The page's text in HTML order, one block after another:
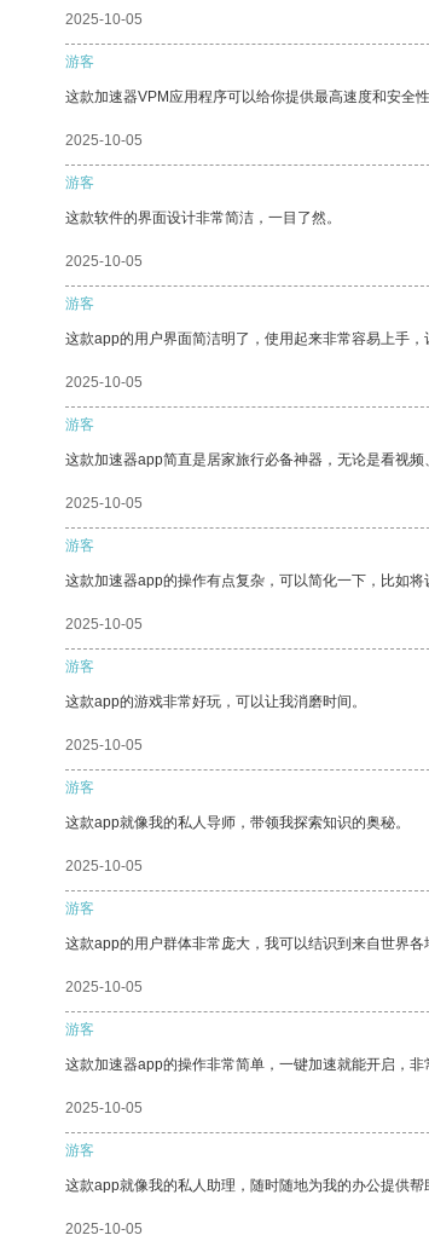
2025-10-05
游客
这款加速器VPM应用程序可以给你提供最高速度和安全
2025-10-05
游客
这款软件的界面设计非常简洁，一目了然。
2025-10-05
游客
这款app的用户界面简洁明了，使用起来非常容易上手
2025-10-05
游客
这款加速器app简直是居家旅行必备神器，无论是看视
2025-10-05
游客
这款加速器app的操作有点复杂，可以简化一下，比如将
2025-10-05
游客
这款app的游戏非常好玩，可以让我消磨时间。
2025-10-05
游客
这款app就像我的私人导师，带领我探索知识的奥秘。
2025-10-05
游客
这款app的用户群体非常庞大，我可以结识到来自世界各
2025-10-05
游客
这款加速器app的操作非常简单，一键加速就能开启，非
2025-10-05
游客
这款app就像我的私人助理，随时随地为我的办公提供
2025-10-05